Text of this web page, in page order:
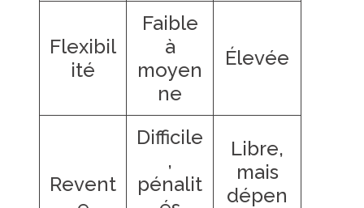
Flexibil
ité
Faible
à
moyen
ne
Élevée
Revent
Difficile
,
pénalit
Libre,
mais
dépen